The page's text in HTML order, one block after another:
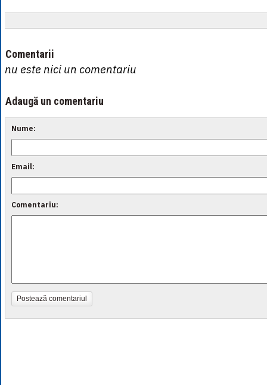
Comentarii
nu este nici un comentariu
Adaugă un comentariu
Nume:
Email:
Comentariu:
Postează comentariul